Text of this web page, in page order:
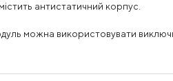
антистатичний корпус.
можна використовувати